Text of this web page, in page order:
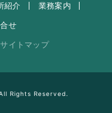
紹介
業務案内
せ
サイトマップ
Rights Reserved.